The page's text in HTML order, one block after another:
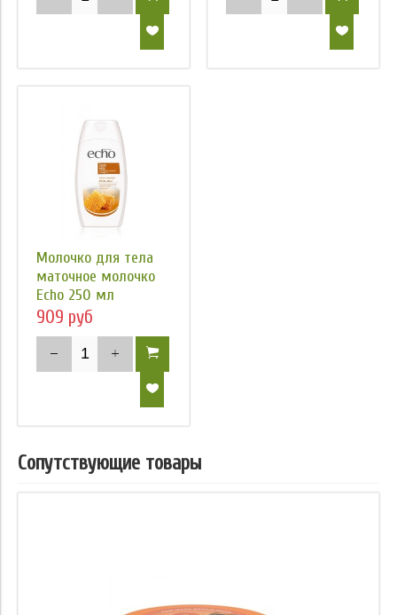
Молочко для тела
маточное молочко
Echo 250 мл
909 руб
Сопутствующие товары